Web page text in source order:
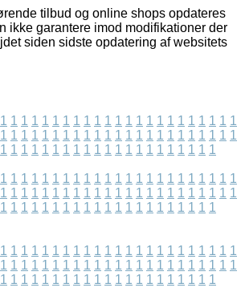
tilbud og online shops opdateres
ikke garantere imod modifikationer der
siden sidste opdatering af websitets
1 1 1 1 1 1 1 1 1 1 1 1 1 1 1 1 1 1 1 1 1 1 1
1 1 1 1 1 1 1 1 1 1 1 1 1 1 1 1 1 1 1 1 1 1 1
1 1 1 1 1 1 1 1 1 1 1 1 1 1 1 1 1 1 1 1 1
1 1 1 1 1 1 1 1 1 1 1 1 1 1 1 1 1 1 1 1 1 1 1
1 1 1 1 1 1 1 1 1 1 1 1 1 1 1 1 1 1 1 1 1 1 1
1 1 1 1 1 1 1 1 1 1 1 1 1 1 1 1 1 1 1 1 1
1 1 1 1 1 1 1 1 1 1 1 1 1 1 1 1 1 1 1 1 1 1 1
1 1 1 1 1 1 1 1 1 1 1 1 1 1 1 1 1 1 1 1 1 1 1
1 1 1 1 1 1 1 1 1 1 1 1 1 1 1 1 1 1 1 1 1